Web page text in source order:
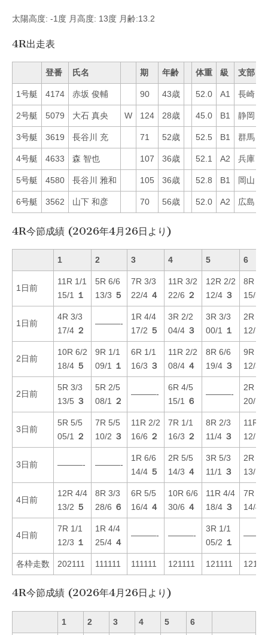
太陽高度: -1度 月高度: 13度 月齢:13.2
4R出走表
登番 氏名 期 年齢 体重 級 支部
1号艇 4174 赤坂 俊輔 90 43歳 52.0 A1 長崎
2号艇 5079 大石 真央 W 124 28歳 45.0 B1 静岡
3号艇 3619 長谷川 充 71 52歳 52.5 B1 群馬
4号艇 4633 森 智也 107 36歳 52.1 A2 兵庫
5号艇 4580 長谷川 雅和 105 36歳 52.8 B1 岡山
6号艇 3562 山下 和彦 70 56歳 52.0 A2 広島
4R今節成績 (2026年4月26日より)
1 2 3 4 5 6
1日前
11R 1/1
15/1
１
5R 6/6
13/3 ５
7R 3/3
22/4 ４
11R 3/2
22/6 ２
12R 2/2
12/4 ３
8R 6/6
15/5
1日前
4R 3/3
17/4 ２
———-
1R 4/4
17/2 ５
3R 2/2
04/4 ３
3R 3/3
00/1
１
2R 2/2
12/1
2日前
10R 6/2
18/4 ５
9R 1/1
09/1
１
6R 1/1
16/3 ３
11R 2/2
08/4 ４
8R 6/6
19/4 ３
9R 2/2
12/3
2日前
5R 3/3
13/5 ３
5R 2/5
08/1
２
———-
6R 4/5
15/1
６
———-
2R 1/1
20/1
3日前
5R 5/5
05/1
２
7R 5/5
10/2 ３
11R 2/2
16/6 ２
7R 1/1
16/3 ２
8R 2/3
11/4 ３
11R
12/1
3日前 ———- ———-
1R 6/6
14/4 ５
2R 5/5
14/3 ４
3R 5/3
11/1
３
2R 4/4
13/1
4日前
12R 4/4
13/2 ５
8R 3/3
28/6 ６
6R 5/5
16/4 ４
10R 6/6
30/6 ４
11R 4/4
18/4 ３
7R 3/3
14/4
4日前
7R 1/1
12/3 １
1R 4/4
25/4 ４
———- ———-
3R 1/1
05/2 １
各枠走数 202111 111111 111111 121111 121111
4R今節成績 (2026年4月26日より)
1 2 3 4 5 6